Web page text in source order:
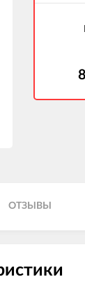
ОТЗЫВЫ